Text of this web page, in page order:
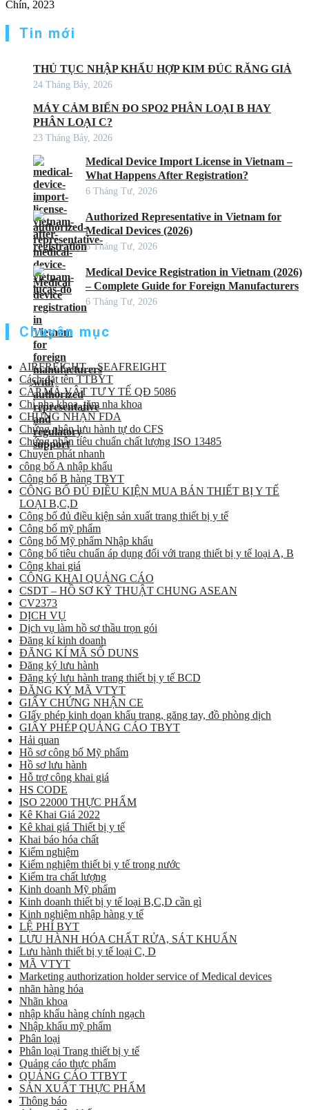
Chín, 2023
Tin mới
THỦ TỤC NHẬP KHẨU HỢP KIM ĐÚC RĂNG GIẢ
24 Tháng Bảy, 2026
MÁY CẢM BIẾN ĐO SPO2 PHÂN LOẠI B HAY
PHÂN LOẠI C?
23 Tháng Bảy, 2026
Medical Device Import License in Vietnam –
What Happens After Registration?
6 Tháng Tư, 2026
Authorized Representative in Vietnam for
Medical Devices (2026)
6 Tháng Tư, 2026
Medical Device Registration in Vietnam (2026)
– Complete Guide for Foreign Manufacturers
6 Tháng Tư, 2026
Chuyên mục
AIRFREIGHT – SEAFREIGHT
Cách đặt tên TTBYT
CẤP MÃ VẬT TƯ Y TẾ QĐ 5086
Chỉ nha khoa, tăm nha khoa
CHỨNG NHẬN FDA
Chứng nhận lưu hành tự do CFS
Chứng nhận tiêu chuẩn chất lượng ISO 13485
Chuyển phát nhanh
công bố A nhập khẩu
Công bố B hàng TBYT
CÔNG BỐ ĐỦ ĐIỀU KIỆN MUA BÁN THIẾT BỊ Y TẾ
LOẠI B,C,D
Công bố đủ điều kiện sản xuất trang thiết bị y tế
Công bố mỹ phẩm
Công bố Mỹ phẩm Nhập khẩu
Công bố tiêu chuẩn áp dụng đối với trang thiết bị y tế loại A, B
Công khai giá
CÔNG KHAI QUẢNG CÁO
CSDT – HỒ SƠ KỸ THUẬT CHUNG ASEAN
CV2373
DỊCH VỤ
Dịch vụ làm hồ sơ thầu trọn gói
Đăng kí kinh doanh
ĐĂNG KÍ MÃ SỐ DUNS
Đăng ký lưu hành
Đăng ký lưu hành trang thiết bị y tế BCD
ĐĂNG KÝ MÃ VTYT
GIẤY CHỨNG NHẬN CE
GIấy phép kinh doan khẩu trang, găng tay, đồ phòng dịch
GIẤY PHÉP QUẢNG CÁO TBYT
Hải quan
Hồ sơ công bố Mỹ phẩm
Hồ sơ lưu hành
Hỗ trợ công khai giá
HS CODE
ISO 22000 THỰC PHẨM
Kê Khai Giá 2022
Kê khai giá Thiết bị y tế
Khai báo hóa chất
Kiểm nghiệm
Kiểm nghiệm thiết bị y tế trong nước
Kiểm tra chất lượng
Kinh doanh Mỹ phẩm
Kinh doanh thiết bị y tế loại B,C,D cần gì
Kinh nghiệm nhập hàng y tế
LỆ PHÍ BYT
LƯU HÀNH HÓA CHẤT RỬA, SÁT KHUẨN
Lưu hành thiết bị y tế loại C, D
MÃ VTYT
Marketing authorization holder service of Medical devices
nhãn hàng hóa
Nhãn khoa
nhập khẩu hàng chính ngạch
Nhập khẩu mỹ phẩm
Phân loại
Phân loại Trang thiết bị y tế
Quảng cáo thực phẩm
QUẢNG CÁO TTBYT
SẢN XUẤT THỰC PHẨM
Thông báo